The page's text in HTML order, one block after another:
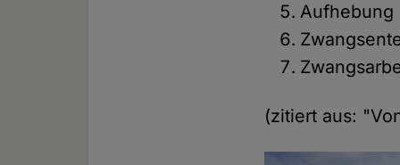
Aufhebung
(zitiert aus: